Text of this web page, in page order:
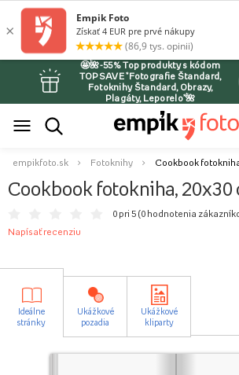
🤩🌺-55% Top produkty s kódom
TOPSAVE *Fotografie Štandard,
Fotoknihy Štandard, Obrazy,
Plagáty, Leporelo*🌺
empikfoto.sk Fotoknihy Cookbook
Cookbook fotokniha, 20x30
0 pri 5 (0 hodnotenia
Napísať recenziu
Ideálne
stránky
Ukážkové
pozadia
Ukážkové
kliparty